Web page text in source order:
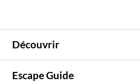
Découvrir
Escape Guide